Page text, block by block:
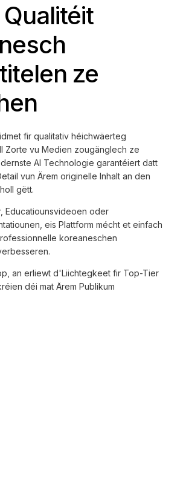
ze
fir qualitativ héichwäerteg
Zorte vu Medien zougänglech ze
AI Technologie garantéiert datt
vun Ärem originelle Inhalt an den
gëtt.
Educatiounsvideoen oder
eis Plattform mécht et einfach
koreaneschen
an erliewt d'Liichtegkeet fir Top-Tier
déi mat Ärem Publikum